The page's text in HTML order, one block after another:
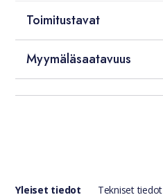
Toimitustavat
Myymäläsaatavuus
Yleiset tiedot Tekniset tiedot